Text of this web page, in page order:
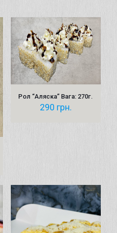
Рол “Аляска” Вага: 270г.
290 грн.